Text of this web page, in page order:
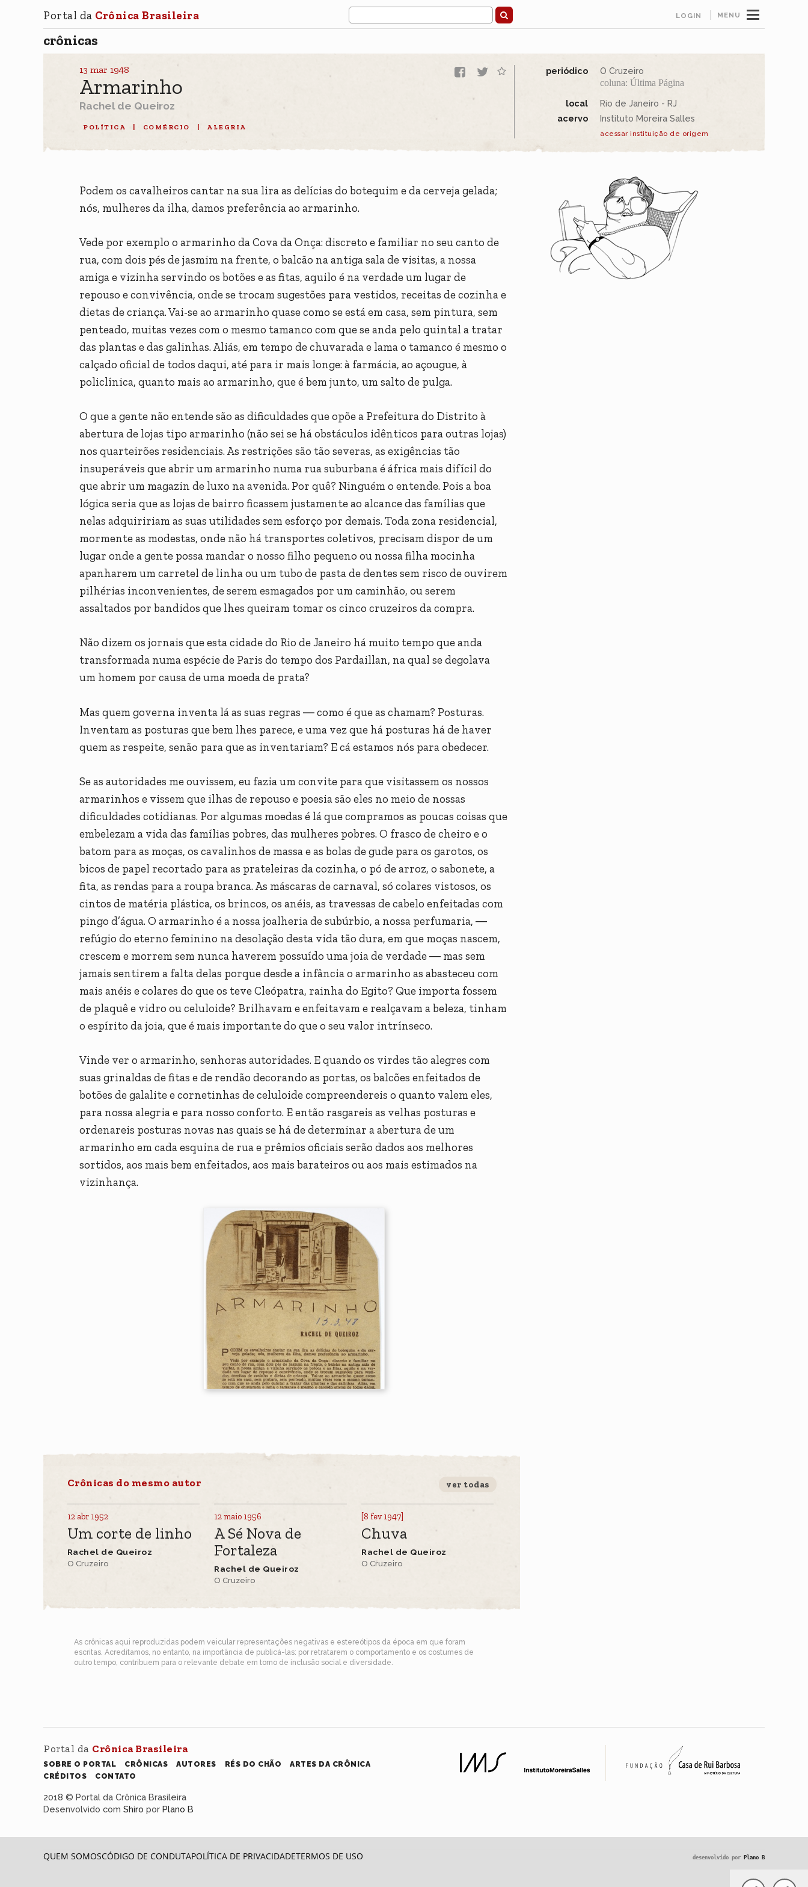
MENU
Portal da Crônica Brasileira LOGIN
crônicas
13 mar 1948
Armarinho
Rachel de Queiroz
POLÍTICA COMÉRCIO ALEGRIA
periódico
O Cruzeiro
coluna: Última Página
local
Rio de Janeiro - RJ
acervo
Instituto Moreira Salles
acessar instituição de origem
Podem os cavalheiros cantar na sua lira as delícias do botequim e da cerveja gelada;
nós, mulheres da ilha, damos preferência ao armarinho.
Vede por exemplo o armarinho da Cova da Onça: discreto e familiar no seu canto de
rua, com dois pés de jasmim na frente, o balcão na antiga sala de visitas, a nossa
amiga e vizinha servindo os botões e as fitas, aquilo é na verdade um lugar de
repouso e convivência, onde se trocam sugestões para vestidos, receitas de cozinha e
dietas de criança. Vai-se ao armarinho quase como se está em casa, sem pintura, sem
penteado, muitas vezes com o mesmo tamanco com que se anda pelo quintal a tratar
das plantas e das galinhas. Aliás, em tempo de chuvarada e lama o tamanco é mesmo o
calçado oficial de todos daqui, até para ir mais longe: à farmácia, ao açougue, à
policlínica, quanto mais ao armarinho, que é bem junto, um salto de pulga.
O que a gente não entende são as dificuldades que opõe a Prefeitura do Distrito à
abertura de lojas tipo armarinho (não sei se há obstáculos idênticos para outras lojas)
nos quarteirões residenciais. As restrições são tão severas, as exigências tão
insuperáveis que abrir um armarinho numa rua suburbana é áfrica mais difícil do
que abrir um magazin de luxo na avenida. Por quê? Ninguém o entende. Pois a boa
lógica seria que as lojas de bairro ficassem justamente ao alcance das famílias que
nelas adquiririam as suas utilidades sem esforço por demais. Toda zona residencial,
mormente as modestas, onde não há transportes coletivos, precisam dispor de um
lugar onde a gente possa mandar o nosso filho pequeno ou nossa filha mocinha
apanharem um carretel de linha ou um tubo de pasta de dentes sem risco de ouvirem
pilhérias inconvenientes, de serem esmagados por um caminhão, ou serem
assaltados por bandidos que lhes queiram tomar os cinco cruzeiros da compra.
Não dizem os jornais que esta cidade do Rio de Janeiro há muito tempo que anda
transformada numa espécie de Paris do tempo dos Pardaillan, na qual se degolava
um homem por causa de uma moeda de prata?
Mas quem governa inventa lá as suas regras ― como é que as chamam? Posturas.
Inventam as posturas que bem lhes parece, e uma vez que há posturas há de haver
quem as respeite, senão para que as inventariam? E cá estamos nós para obedecer.
Se as autoridades me ouvissem, eu fazia um convite para que visitassem os nossos
armarinhos e vissem que ilhas de repouso e poesia são eles no meio de nossas
dificuldades cotidianas. Por algumas moedas é lá que compramos as poucas coisas que
embelezam a vida das famílias pobres, das mulheres pobres. O frasco de cheiro e o
batom para as moças, os cavalinhos de massa e as bolas de gude para os garotos, os
bicos de papel recortado para as prateleiras da cozinha, o pó de arroz, o sabonete, a
fita, as rendas para a roupa branca. As máscaras de carnaval, só colares vistosos, os
cintos de matéria plástica, os brincos, os anéis, as travessas de cabelo enfeitadas com
pingo d’água. O armarinho é a nossa joalheria de subúrbio, a nossa perfumaria, ―
refúgio do eterno feminino na desolação desta vida tão dura, em que moças nascem,
crescem e morrem sem nunca haverem possuído uma joia de verdade ― mas sem
jamais sentirem a falta delas porque desde a infância o armarinho as abasteceu com
mais anéis e colares do que os teve Cleópatra, rainha do Egito? Que importa fossem
de plaquê e vidro ou celuloide? Brilhavam e enfeitavam e realçavam a beleza, tinham
o espírito da joia, que é mais importante do que o seu valor intrínseco.
Vinde ver o armarinho, senhoras autoridades. E quando os virdes tão alegres com
suas grinaldas de fitas e de rendão decorando as portas, os balcões enfeitados de
botões de galalite e cornetinhas de celuloide compreendereis o quanto valem eles,
para nossa alegria e para nosso conforto. E então rasgareis as velhas posturas e
ordenareis posturas novas nas quais se há de determinar a abertura de um
armarinho em cada esquina de rua e prêmios oficiais serão dados aos melhores
sortidos, aos mais bem enfeitados, aos mais barateiros ou aos mais estimados na
vizinhança.
Crônicas do mesmo autor ver todas
12 abr 1952
Um corte de linho
Rachel de Queiroz
O Cruzeiro
12 maio 1956
A Sé Nova de
Fortaleza
Rachel de Queiroz
O Cruzeiro
[8 fev 1947]
Chuva
Rachel de Queiroz
O Cruzeiro
As crônicas aqui reproduzidas podem veicular representações negativas e estereótipos da época em que foram
escritas. Acreditamos, no entanto, na importância de publicá-las: por retratarem o comportamento e os costumes de
outro tempo, contribuem para o relevante debate em torno de inclusão social e diversidade.
Portal da Crônica Brasileira
SOBRE O PORTAL CRÔNICAS AUTORES RÉS DO CHÃO
ARTES DA CRÔNICA
CRÉDITOS
CONTATO
2018 © Portal da Crônica Brasileira
Desenvolvido com Shiro por Plano B
QUEM SOMOSCÓDIGO DE CONDUTAPOLÍTICA DE PRIVACIDADETERMOS DE USO desenvolvido por Plano B